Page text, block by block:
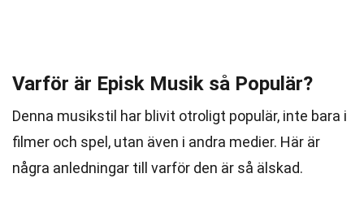
Varför är Episk Musik så Populär?
Denna musikstil har blivit otroligt populär, inte bara i
filmer och spel, utan även i andra medier. Här är
några anledningar till varför den är så älskad.